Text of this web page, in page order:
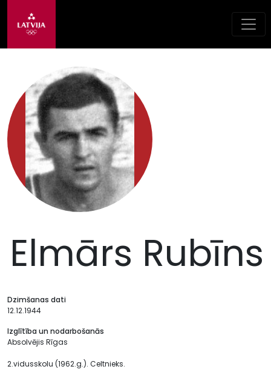
Elmārs Rubīns
Dzimšanas dati
12.12.1944
Izglītība un nodarbošanās
Absolvējis Rīgas
2.vidusskolu (1962.g.). Celtnieks.